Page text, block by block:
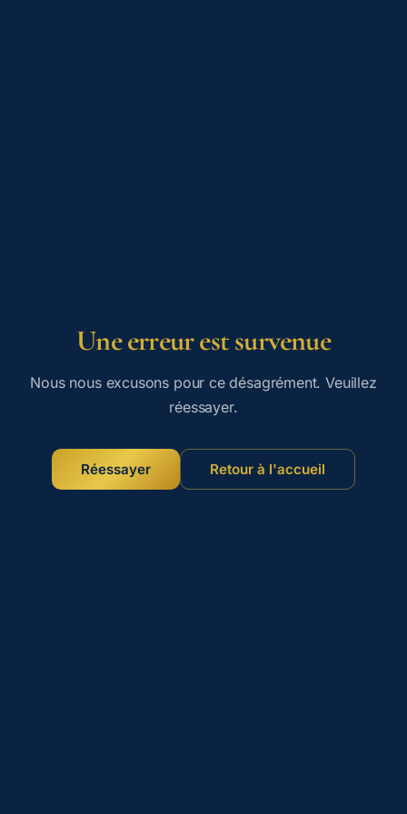
Une erreur est survenue
Nous nous excusons pour ce désagrément. Veuillez
réessayer.
Réessayer Retour à l'accueil